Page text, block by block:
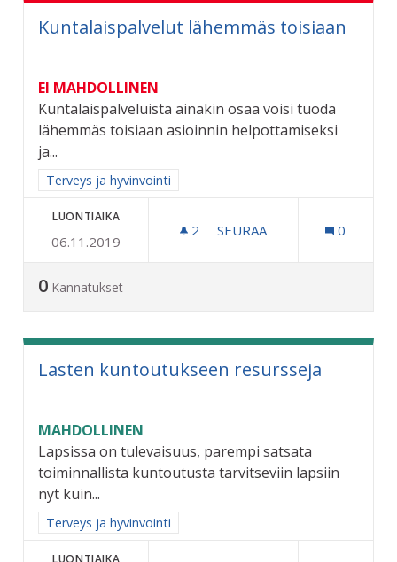
Kuntalaispalvelut lähemmäs toisiaan
EI MAHDOLLINEN
Kuntalaispalveluista ainakin osaa voisi tuoda
lähemmäs toisiaan asioinnin helpottamiseksi
ja...
Rajaa tulokset aihepiirin mukaan: Terveys ja hyvinvointi
Terveys ja hyvinvointi
LUONTIAIKA
06.11.2019
2 2 SEURAAJAA
SEURAA 0
0 Kannatukset
Lasten kuntoutukseen resursseja
MAHDOLLINEN
Lapsissa on tulevaisuus, parempi satsata
toiminnallista kuntoutusta tarvitseviin lapsiin
nyt kuin...
Rajaa tulokset aihepiirin mukaan: Terveys ja hyvinvointi
Terveys ja hyvinvointi